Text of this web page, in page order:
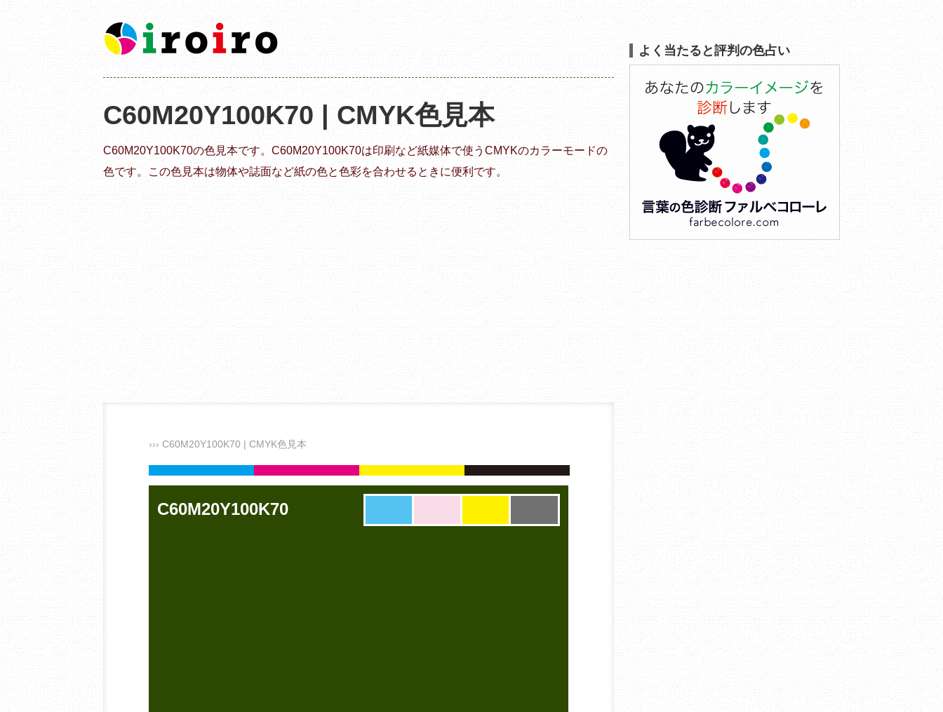
C60M20Y100K70 | CMYK色見本
C60M20Y100K70の色見本です。C60M20Y100K70は印刷など紙媒体で使うCMYKのカラーモードの
色です。この色見本は物体や誌面など紙の色と色彩を合わせるときに便利です。
››› C60M20Y100K70 | CMYK色見本
C60M20Y100K70
よく当たると評判の色占い